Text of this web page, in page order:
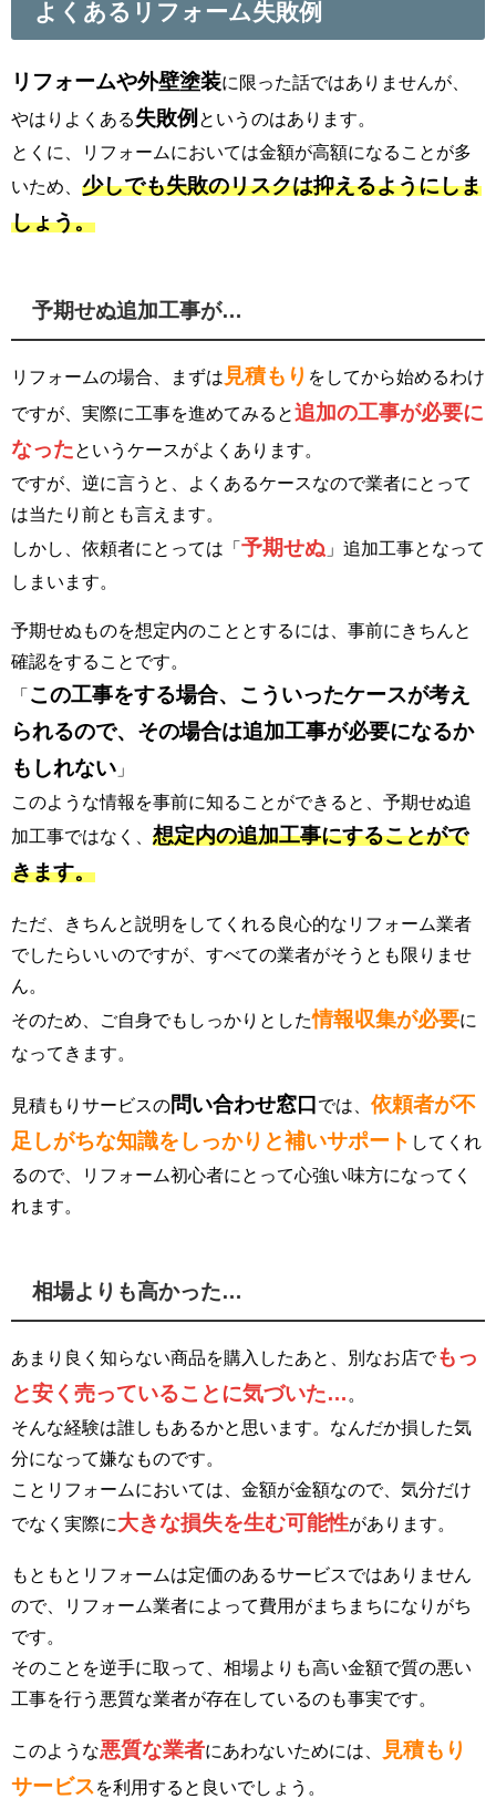
よくあるリフォーム失敗例
リフォームや外壁塗装に限った話ではありませんが、
やはりよくある失敗例 というのはあります。
とくに、リフォームにおいては金額が高額になることが多
いため、 少しでも失敗のリスクは抑えるようにしま
しょう。
予期せぬ追加工事が…
リフォームの場合、まずは 見積もり をしてから始めるわけ
ですが、実際に工事を進めてみると追加の工事が必要に
なった というケースがよくあります。
ですが、逆に言うと、よくあるケースなので業者にとって
は当たり前とも言えます。
しかし、依頼者にとっては「 予期せぬ 」追加工事となって
しまいます。
予期せぬものを想定内のこととするには、事前にきちんと
確認をすることです。
「 この工事をする場合、こういったケースが考え
られるので、その場合は追加工事が必要になるか
もしれない 」
このような情報を事前に知ることができると、予期せぬ追
加工事ではなく、 想定内の追加工事にすることがで
きます。
ただ、きちんと説明をしてくれる良心的なリフォーム業者
でしたらいいのですが、すべての業者がそうとも限りませ
ん。
そのため、ご自身でもしっかりとした情報収集が必要に
なってきます。
見積もりサービスの問い合わせ窓口 では、 依頼者が不
足しがちな知識をしっかりと補いサポート してくれ
るので、リフォーム初心者にとって心強い味方になってく
れます。
相場よりも高かった…
あまり良く知らない商品を購入したあと、別なお店でもっ
と安く売っていることに気づいた…
そんな経験は誰しもあるかと思います。なんだか損した気
分になって嫌なものです。
ことリフォームにおいては、金額が金額なので、気分だけ
でなく実際に大きな損失を生む可能性があります。
もともとリフォームは定価のあるサービスではありません
ので、リフォーム業者によって費用がまちまちになりがち
です。
そのことを逆手に取って、相場よりも高い金額で質の悪い
工事を行う悪質な業者が存在しているのも事実です。
このような悪質な業者にあわないためには、
見積もり
サービス を利用すると良いでしょう。